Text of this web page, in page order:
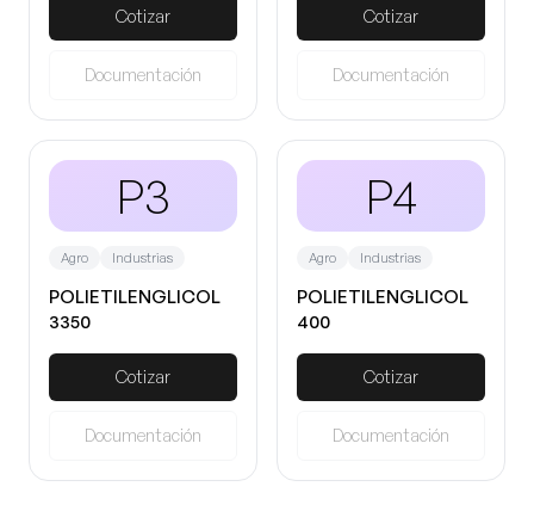
Cotizar
Documentación
Cotizar
Documentación
P3
Agro Industrias
POLIETILENGLICOL
3350
Cotizar
Documentación
P4
Agro Industrias
POLIETILENGLICOL
400
Cotizar
Documentación